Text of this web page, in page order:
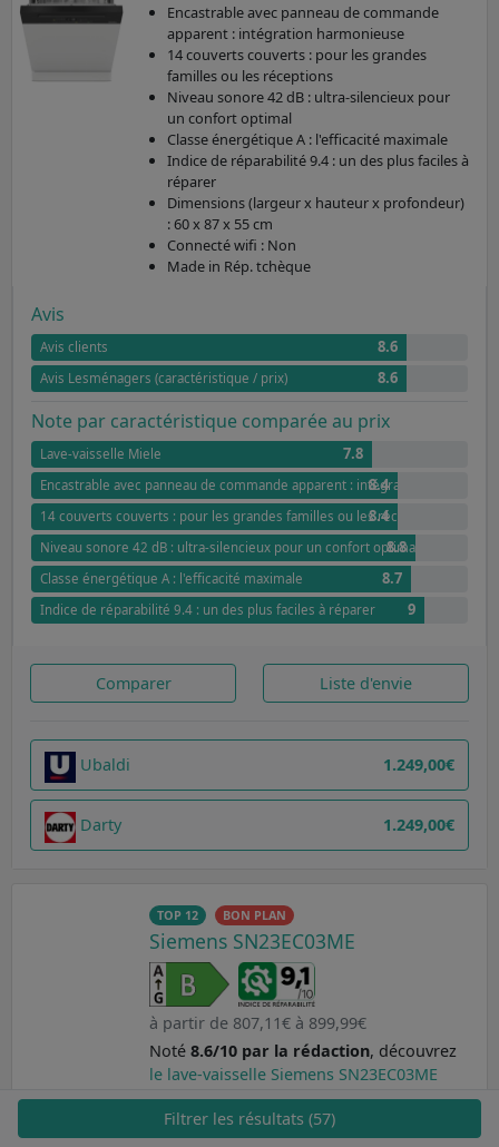
Encastrable avec panneau de commande
apparent : intégration harmonieuse
14 couverts couverts : pour les grandes
familles ou les réceptions
Niveau sonore 42 dB : ultra-silencieux pour
un confort optimal
Classe énergétique A : l'efficacité maximale
Indice de réparabilité 9.4 : un des plus faciles à
réparer
Dimensions (largeur x hauteur x profondeur)
: 60 x 87 x 55 cm
Connecté wifi : Non
Made in Rép. tchèque
Avis
Avis clients 8.6
Avis Lesménagers (caractéristique / prix) 8.6
Note par caractéristique comparée au prix
Lave-vaisselle Miele 7.8
Encastrable avec panneau de commande apparent : intégration
8.4
14 couverts couverts : pour les grandes familles ou les réceptions
8.4
Niveau sonore 42 dB : ultra-silencieux pour un confort optimal
8.8
Classe énergétique A : l'efficacité maximale 8.7
Indice de réparabilité 9.4 : un des plus faciles à réparer 9
Comparer Liste d'envie
Ubaldi 1.249,00€
Darty 1.249,00€
TOP 12 BON PLAN
Siemens SN23EC03ME
à partir de 807,11€ à 899,99€
Noté 8.6/10 par la rédaction, découvrez
le lave-vaisselle Siemens SN23EC03ME
aux caractéristiques principales suivantes
Filtrer les résultats (57)